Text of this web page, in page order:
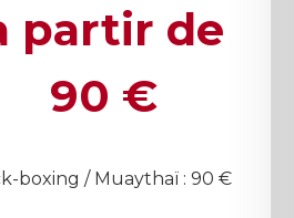
partir de
90 €
boxing / Muaythaï : 90 €